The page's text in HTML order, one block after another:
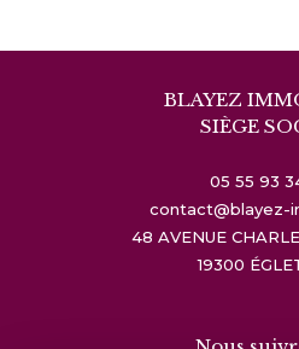
BLAYEZ
SIÈGE
05 55 93
contact@blayez-
48 AVENUE
19300